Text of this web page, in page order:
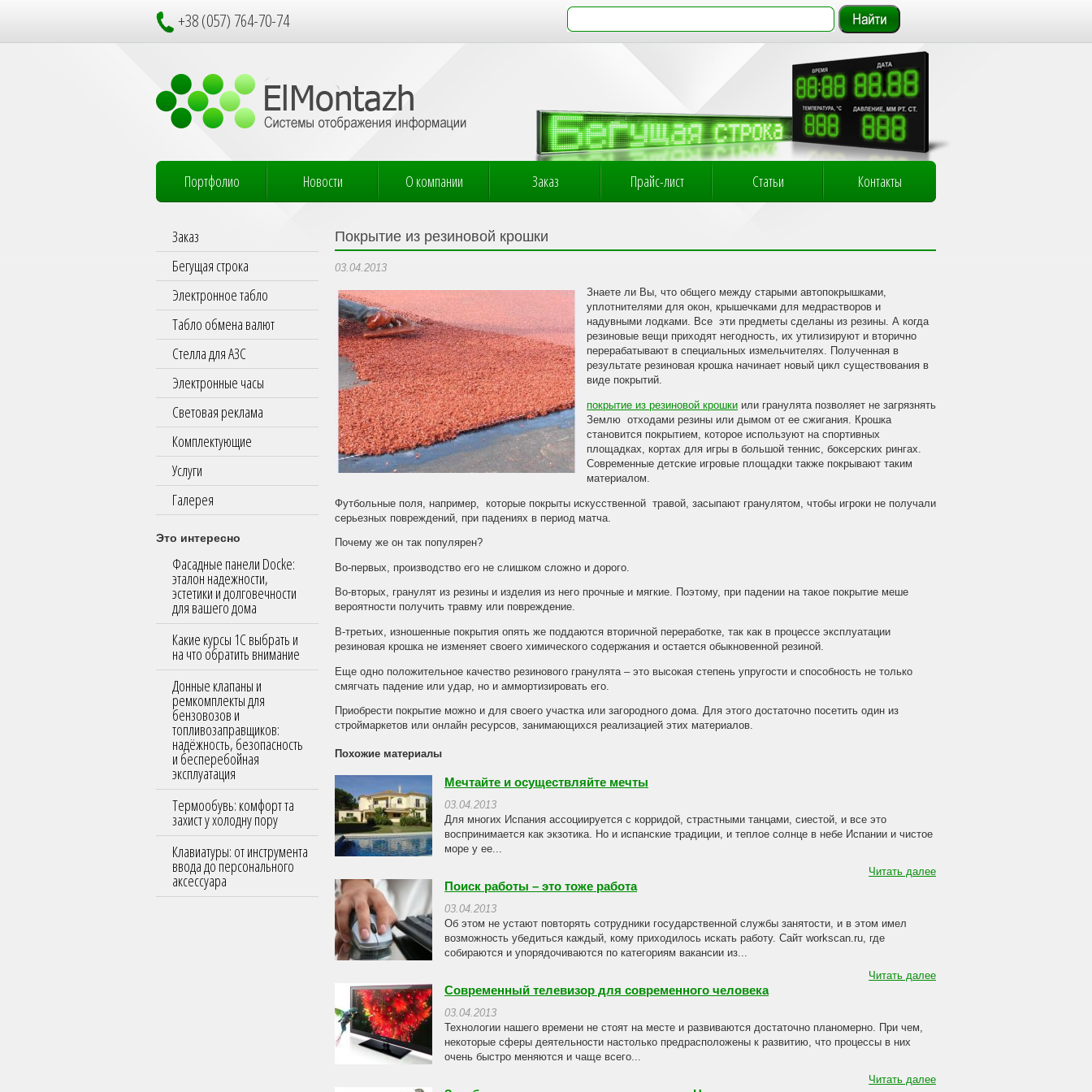
+38 (057) 764-70-74
Портфолио Новости О компании Заказ Прайс-лист Статьи Контакты
Заказ
Бегущая строка
Электронное табло
Табло обмена валют
Стелла для АЗС
Электронные часы
Световая реклама
Комплектующие
Услуги
Галерея
Это интересно
Фасадные панели Docke:
эталон надежности,
эстетики и долговечности
для вашего дома
Какие курсы 1С выбрать и
на что обратить внимание
Донные клапаны и
ремкомплекты для
бензовозов и
топливозаправщиков:
надёжность, безопасность
и бесперебойная
эксплуатация
Термообувь: комфорт та
захист у холодну пору
Клавиатуры: от инструмента
ввода до персонального
аксессуара
Покрытие из резиновой крошки
03.04.2013
Знаете ли Вы, что общего между старыми автопокрышками,
уплотнителями для окон, крышечками для медрастворов и
надувными лодками. Все эти предметы сделаны из резины. А когда
резиновые вещи приходят негодность, их утилизируют и вторично
перерабатывают в специальных измельчителях. Полученная в
результате резиновая крошка начинает новый цикл существования в
виде покрытий.
покрытие из резиновой крошки или гранулята позволяет не загрязнять
Землю отходами резины или дымом от ее сжигания. Крошка
становится покрытием, которое используют на спортивных
площадках, кортах для игры в большой теннис, боксерских рингах.
Современные детские игровые площадки также покрывают таким
материалом.
Футбольные поля, например, которые покрыты искусственной травой, засыпают гранулятом, чтобы игроки не получали
серьезных повреждений, при падениях в период матча.
Почему же он так популярен?
Во-первых, производство его не слишком сложно и дорого.
Во-вторых, гранулят из резины и изделия из него прочные и мягкие. Поэтому, при падении на такое покрытие меше
вероятности получить травму или повреждение.
В-третьих, изношенные покрытия опять же поддаются вторичной переработке, так как в процессе эксплуатации
резиновая крошка не изменяет своего химического содержания и остается обыкновенной резиной.
Еще одно положительное качество резинового гранулята – это высокая степень упругости и способность не только
смягчать падение или удар, но и аммортизировать его.
Приобрести покрытие можно и для своего участка или загородного дома. Для этого достаточно посетить один из
строймаркетов или онлайн ресурсов, занимающихся реализацией этих материалов.
Похожие материалы
Мечтайте и осуществляйте мечты
03.04.2013
Для многих Испания ассоциируется с корридой, страстными танцами, сиестой, и все это
воспринимается как экзотика. Но и испанские традиции, и теплое солнце в небе Испании и чистое
море у ее...
Читать далее
Поиск работы – это тоже работа
03.04.2013
Об этом не устают повторять сотрудники государственной службы занятости, и в этом имел
возможность убедиться каждый, кому приходилось искать работу. Сайт workscan.ru, где
собираются и упорядочиваются по категориям вакансии из...
Читать далее
Современный телевизор для современного человека
03.04.2013
Технологии нашего времени не стоят на месте и развиваются достаточно планомерно. При чем,
некоторые сферы деятельности настолько предрасположены к развитию, что процессы в них
очень быстро меняются и чаще всего...
Читать далее